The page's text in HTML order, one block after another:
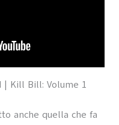
| Kill Bill: Volume 1
anche quella che fa